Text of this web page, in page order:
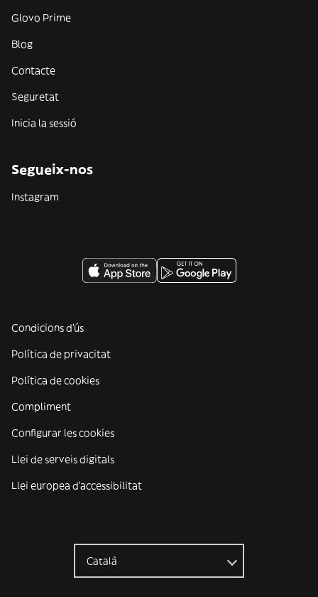
Glovo Prime
Blog
Contacte
Seguretat
Inicia la sessió
Segueix-nos
Instagram
Condicions d'ús
Política de privacitat
Política de cookies
Compliment
Configurar les cookies
Llei de serveis digitals
Llei europea d'accessibilitat